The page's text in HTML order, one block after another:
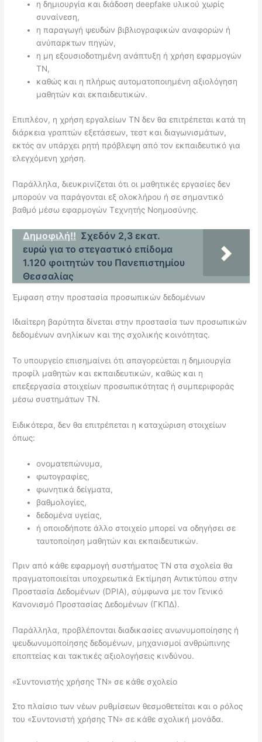
η δημιουργία και διάδοση deepfake υλικού χωρίς
συναίνεση,
η παραγωγή ψευδών βιβλιογραφικών αναφορών ή
ανύπαρκτων πηγών,
η μη εξουσιοδοτημένη ανάπτυξη ή χρήση εφαρμογών
ΤΝ,
καθώς και η πλήρως αυτοματοποιημένη αξιολόγηση
μαθητών και εκπαιδευτικών.
Επιπλέον, η χρήση εργαλείων ΤΝ δεν θα επιτρέπεται κατά τη
διάρκεια γραπτών εξετάσεων, τεστ και διαγωνισμάτων,
εκτός αν υπάρχει ρητή πρόβλεψη από τον εκπαιδευτικό για
ελεγχόμενη χρήση.
Παράλληλα, διευκρινίζεται ότι οι μαθητικές εργασίες δεν
μπορούν να παράγονται εξ ολοκλήρου ή σε σημαντικό
βαθμό μέσω εφαρμογών Τεχνητής Νοημοσύνης.
Δημοφιλή!! Σχεδόν 2,3 εκατ.
ευρώ για το στεγαστικό επίδομα
1.120 φοιτητών του Πανεπιστημίου
Θεσσαλίας
Έμφαση στην προστασία προσωπικών δεδομένων
Ιδιαίτερη βαρύτητα δίνεται στην προστασία των προσωπικών
δεδομένων ανηλίκων και της σχολικής κοινότητας.
Το υπουργείο επισημαίνει ότι απαγορεύεται η δημιουργία
προφίλ μαθητών και εκπαιδευτικών, καθώς και η
επεξεργασία στοιχείων προσωπικότητας ή συμπεριφοράς
μέσω συστημάτων ΤΝ.
Ειδικότερα, δεν θα επιτρέπεται η καταχώριση στοιχείων
όπως:
ονοματεπώνυμα,
φωτογραφίες,
φωνητικά δείγματα,
βαθμολογίες,
δεδομένα υγείας,
ή οποιοδήποτε άλλο στοιχείο μπορεί να οδηγήσει σε
ταυτοποίηση μαθητών και εκπαιδευτικών.
Πριν από κάθε εφαρμογή συστήματος ΤΝ στα σχολεία θα
πραγματοποιείται υποχρεωτικά Εκτίμηση Αντικτύπου στην
Προστασία Δεδομένων (DPIA), σύμφωνα με τον Γενικό
Κανονισμό Προστασίας Δεδομένων (ΓΚΠΔ).
Παράλληλα, προβλέπονται διαδικασίες ανωνυμοποίησης ή
ψευδωνυμοποίησης δεδομένων, μηχανισμοί ανθρώπινης
εποπτείας και τακτικές αξιολογήσεις κινδύνου.
«Συντονιστής χρήσης ΤΝ» σε κάθε σχολείο
Στο πλαίσιο των νέων ρυθμίσεων θεσμοθετείται και ο ρόλος
του «Συντονιστή χρήσης ΤΝ» σε κάθε σχολική μονάδα.